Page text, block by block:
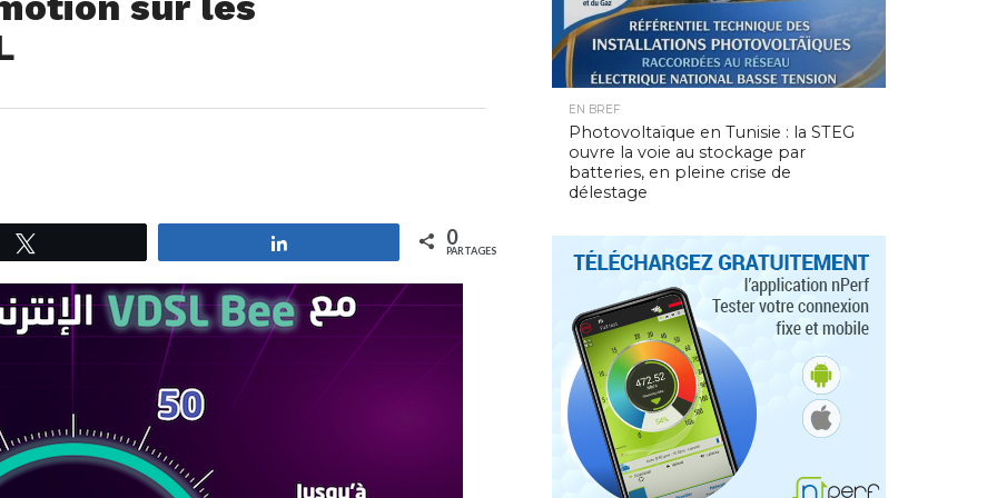
0
PARTAGES
EN BREF
Photovoltaïque en Tunisie : la STEG
ouvre la voie au stockage par
batteries, en pleine crise de
délestage